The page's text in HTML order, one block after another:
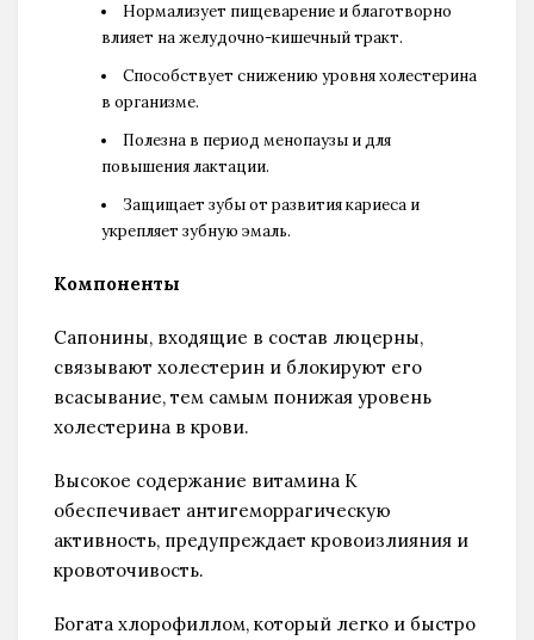
Нормализует пищеварение и благотворно
влияет на желудочно-кишечный тракт.
Способствует снижению уровня холестерина
в организме.
Полезна в период менопаузы и для
повышения лактации.
Защищает зубы от развития кариеса и
укрепляет зубную эмаль.
Компоненты
Сапонины, входящие в состав люцерны,
связывают холестерин и блокируют его
всасывание, тем самым понижая уровень
холестерина в крови.
Высокое содержание витамина К
обеспечивает антигеморрагическую
активность, предупреждает кровоизлияния и
кровоточивость.
Богата хлорофиллом, который легко и быстро